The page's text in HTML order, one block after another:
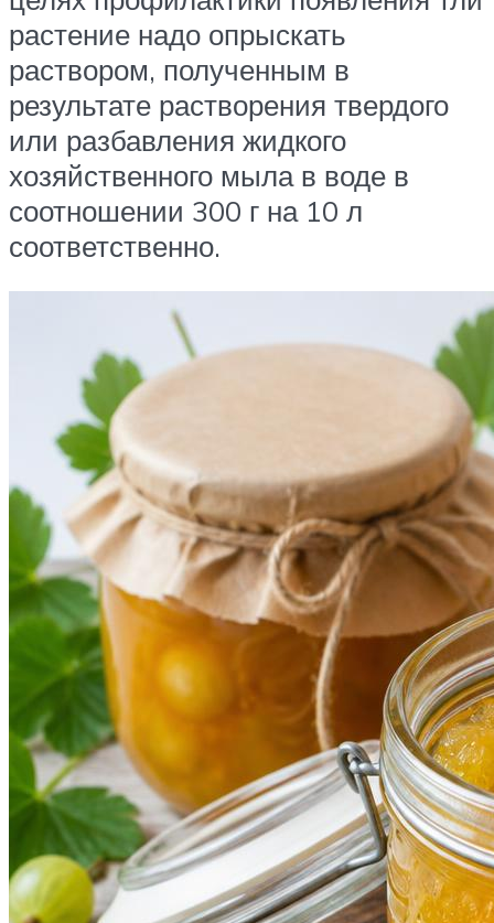
растение надо опрыскать
раствором, полученным в
результате растворения твердого
или разбавления жидкого
хозяйственного мыла в воде в
соотношении 300 г на 10 л
соответственно.